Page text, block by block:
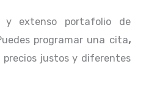
y extenso portafolio de
programar una cita,
precios justos y diferentes